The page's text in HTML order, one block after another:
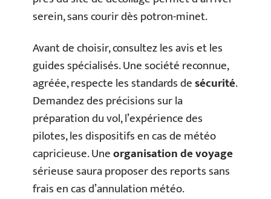
serein, sans courir dès potron-minet.
Avant de choisir, consultez les avis et les
guides spécialisés. Une société reconnue,
agréée, respecte les standards desécurité.
Demandez des précisions sur la
préparation du vol, l’expérience des
pilotes, les dispositifs en cas de météo
capricieuse. Uneorganisation de voyage
sérieuse saura proposer des reports sans
frais en cas d’annulation météo.